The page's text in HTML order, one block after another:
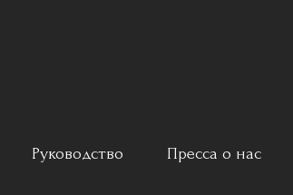
Руководство Пресса о нас